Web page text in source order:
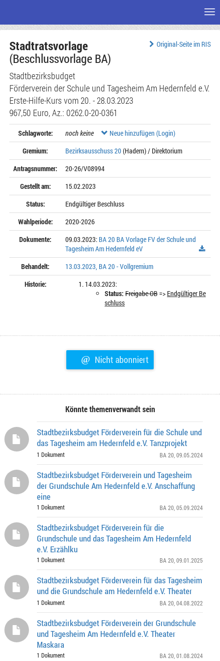
Seiteninhalt
Original-Seite im RIS
Stadtratsvorlage
(Beschlussvorlage BA)
Stadtbezirksbudget
Förderverein der Schule und Tagesheim Am Hedernfeld e.V.
Erste-Hilfe-Kurs vom 20. - 28.03.2023
967,50 Euro, Az.: 0262.0-20-0361
Schlagworte: noch keine
Neue hinzufügen (Login)
Gremium:
Bezirksausschuss 20(Hadern) / Direktorium
Antragsnummer:
20-26/V08994
Gestellt am:
15.02.2023
Status:
Endgültiger Beschluss
Wahlperiode:
2020-2026
Dokumente:
09.03.2023: BA 20 BA Vorlage FV der Schule und
Tagesheim Am Hedernfeld eV
Behandelt:
13.03.2023, BA 20 - Vollgremium
Historie:
14.03.2023:
Status: Freigabe OB=> Endgültiger Be
schluss
@ Nicht abonniert
Könnte themenverwandt sein
Stadtbezirksbudget Förderverein für die Schule und
das Tagesheim am Hedernfeld e.V. Tanzprojekt
1 Dokument BA 20 , 09.05.2024
Stadtbezirksbudget Förderverein und Tagesheim
der Grundschule Am Hedernfeld e.V. Anschaffung
eine
1 Dokument BA 20 , 05.09.2024
Stadtbezirksbudget Förderverein für die
Grundschule und das Tagesheim Am Hedernfeld
e.V. Erzählku
1 Dokument BA 20 , 09.01.2025
Stadtbezirksbudget Förderverein für das Tagesheim
und die Grundschule am Hedernfeld e.V. Theater
1 Dokument BA 20 , 04.08.2022
Stadtbezirksbudget Förderverein der Grundschule
und Tagesheim Am Hedernfeld e.V. Theater
Maskara
1 Dokument BA 20 , 01.08.2024